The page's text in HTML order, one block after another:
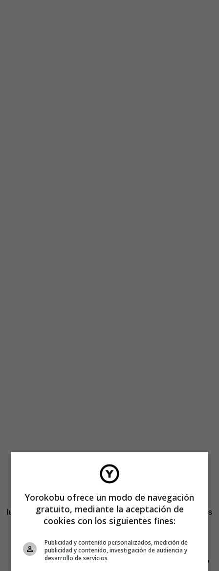
Un sistema semántico de búsqueda y
etiquetado de iniciativas sociales en internet. A través de
iconos y palabras clave, ayudará a conocer los principios
básicos de cada organización (si tienen o no ánimo de
lucro, si comparten sus resultados, si la toma de decisiones
es horizontal…) y agruparlas y relacionarlas con otras
conocimiento mutuo, el voluntariado, etc. Un proyecto del
Colectivo Comunes. Presupuesto mínimo 7.200€ / óptimo
Yorokobu ofrece un modo de navegación
gratuito, mediante la aceptación de
cookies con los siguientes fines:
Publicidad y contenido personalizados, medición de
publicidad y contenido, investigación de audiencia y
desarrollo de servicios